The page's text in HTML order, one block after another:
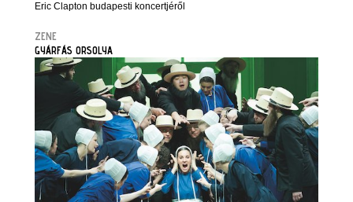
Eric Clapton budapesti koncertjéről
ZENE
GYÁRFÁS ORSOLYA